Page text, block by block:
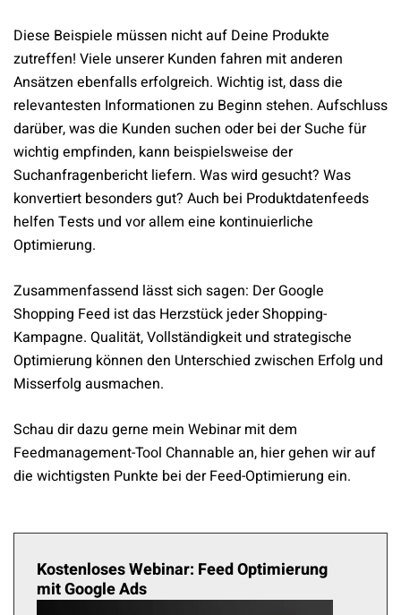
Diese Beispiele müssen nicht auf Deine Produkte
zutreffen! Viele unserer Kunden fahren mit anderen
Ansätzen ebenfalls erfolgreich. Wichtig ist, dass die
relevantesten Informationen zu Beginn stehen. Aufschluss
darüber, was die Kunden suchen oder bei der Suche für
wichtig empfinden, kann beispielsweise der
Suchanfragenbericht liefern. Was wird gesucht? Was
konvertiert besonders gut? Auch bei Produktdatenfeeds
helfen Tests und vor allem eine kontinuierliche
Optimierung.
Zusammenfassend lässt sich sagen: Der Google
Shopping Feed ist das Herzstück jeder Shopping-
Kampagne. Qualität, Vollständigkeit und strategische
Optimierung können den Unterschied zwischen Erfolg und
Misserfolg ausmachen.
Schau dir dazu gerne mein Webinar mit dem
Feedmanagement-Tool Channable an, hier gehen wir auf
die wichtigsten Punkte bei der Feed-Optimierung ein.
Kostenloses Webinar: Feed Optimierung
mit Google Ads